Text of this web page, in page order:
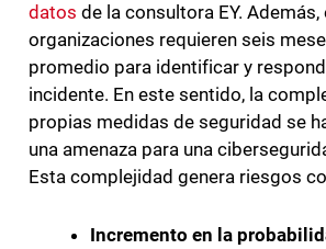
datos de la consultora EY. Además,
organizaciones requieren seis
promedio para identificar y
incidente. En este sentido, la
propias medidas de seguridad se
una amenaza para una
Esta complejidad genera riesgos
Incremento en la